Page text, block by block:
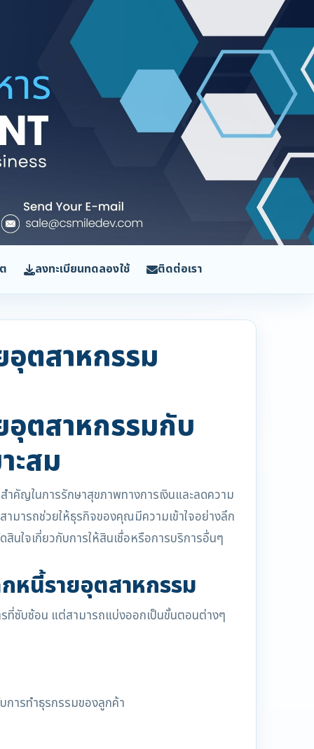
ลงทะเบียนทดลองใช้ ติดต่อเรา
อุตสาหกรรม
อุตสาหกรรมกับ
ะสม
ำคัญในการรักษาสุขภาพทางการเงินและลดความ
ามารถช่วยให้ธุรกิจของคุณมีความเข้าใจอย่างลึก
นใจเกี่ยวกับการให้สินเชื่อหรือการบริการอื่นๆ
หนี้รายอุตสาหกรรม
ที่ซับซ้อน แต่สามารถแบ่งออกเป็นขั้นตอนต่างๆ
ารทำธุรกรรมของลูกค้า